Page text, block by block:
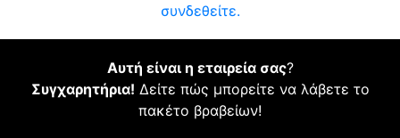
συνδεθείτε.
Αυτή είναι η εταιρεία σας?
Συγχαρητήρια! Δείτε πώς μπορείτε να λάβετε το
πακέτο βραβείων!